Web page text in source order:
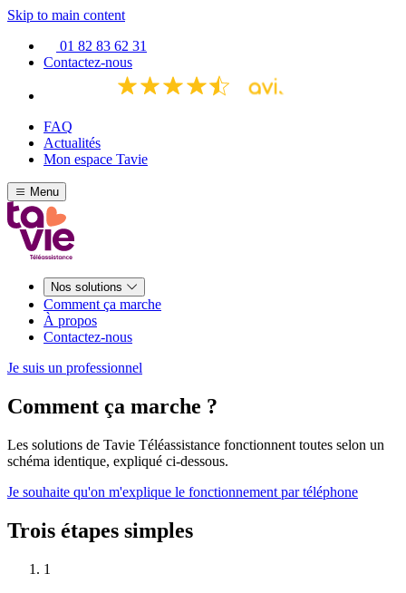
Skip to main content
01 82 83 62 31
Contactez-nous
FAQ
Actualités
Mon espace Tavie
Menu
Nos solutions
Comment ça marche
À propos
Contactez-nous
Je suis un professionnel
Comment ça marche ?
Les solutions de Tavie Téléassistance fonctionnent toutes selon un
schéma identique, expliqué ci-dessous.
Je souhaite qu'on m'explique le fonctionnement par téléphone
Trois étapes simples
1